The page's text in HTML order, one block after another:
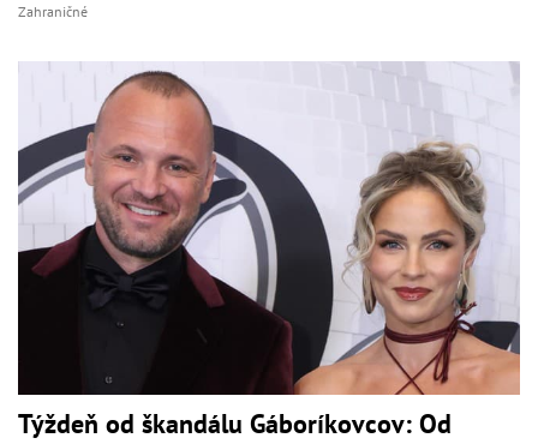
Zahraničné
Týždeň od škandálu Gáboríkovcov: Od